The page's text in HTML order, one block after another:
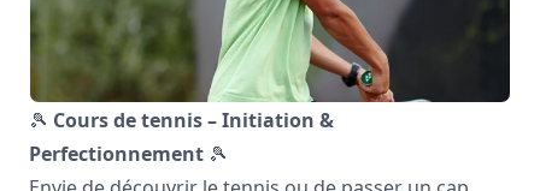
🎾 Cours de tennis – Initiation &
Perfectionnement 🎾